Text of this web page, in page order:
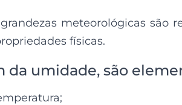
grandezas meteorológicas são
físicas.
da umidade, são